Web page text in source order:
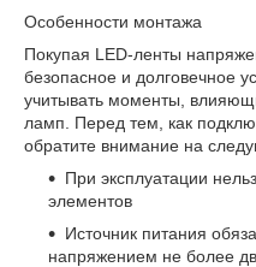
Особенности монтажа
Покупая LED-ленты
безопасное и долговечное
учитывать моменты,
ламп. Перед тем, как
обратите внимание на
При эксплуатации
элементов
Источник питания
напряжением не более